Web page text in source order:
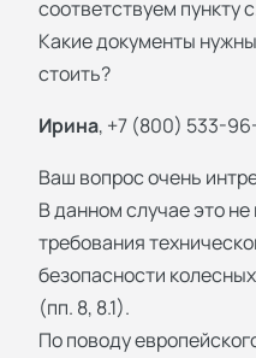
соответствуем пункту
Какие документы
стоить?
Ирина, +7 (800) 533-
Ваш вопрос очень
В данном случае это
требования
безопасности
(пп. 8, 8.1).
По поводу